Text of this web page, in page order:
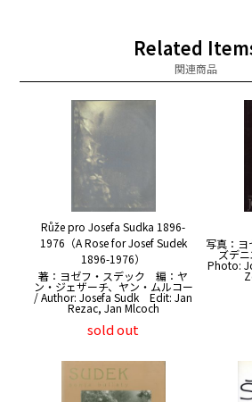
Related
関連商品
Růže pro Josefa Sudka 1896-
1976（A Rose for Josef Sudek
1896-1976）
著：ヨゼフ・スデック 編：ヤ
ン・ジェザーチ、ヤン・ムルコー
/ Author: Josefa Sudk Edit: Jan
Rezac, Jan Mlcoch
sold out
写真：
ズデ
Photo: